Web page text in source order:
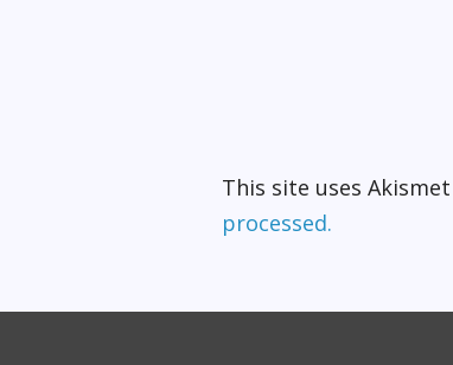
This site uses
processed.